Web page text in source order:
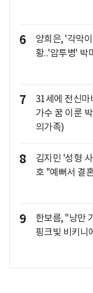
6
양희은, '각막
황..'암투병' 박
7
31세에 전신
가수 꿈 이룬
의가족)
8
김지민 '성형
호 "예뻐서 결
9
한보름, "낭만
핑크빛 비키니